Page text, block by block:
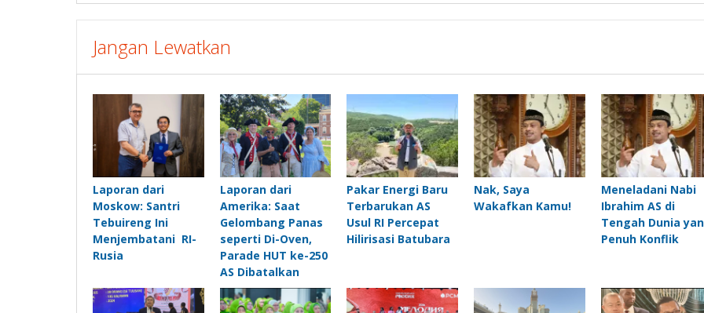
Jangan Lewatkan
Laporan dari
Moskow: Santri
Tebuireng Ini
Menjembatani RI-
Rusia
Laporan dari
Amerika: Saat
Gelombang Panas
seperti Di-Oven,
Parade HUT ke-250
AS Dibatalkan
Pakar Energi Baru
Terbarukan AS
Usul RI Percepat
Hilirisasi Batubara
Nak, Saya
Wakafkan Kamu!
Meneladani Nabi
Ibrahim AS di
Tengah Dunia
Penuh Konflik